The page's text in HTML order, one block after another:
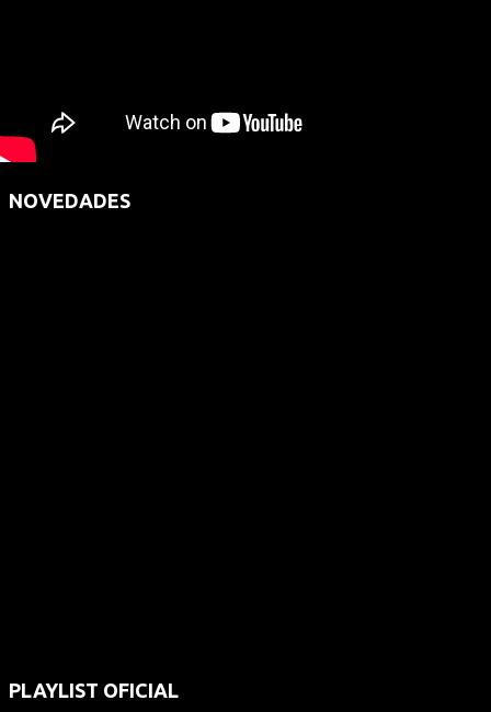
NOVEDADES
PLAYLIST OFICIAL